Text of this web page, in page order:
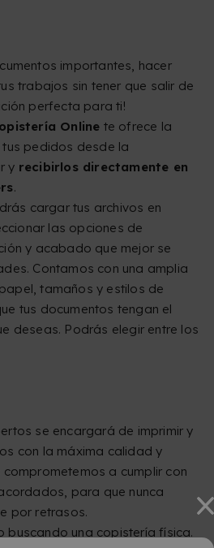
importantes, hacer
trabajos sin tener que salir de
perfecta para ti!
Online te ofrece la
pedidos desde la
y recibirlos directamente en
.
cargar tus archivos en
las opciones de
y acabado que mejor se
Contamos con una amplia
tamaños y estilos de
tus documentos tengan el
deseas. Podrás elegir entre los
se encargará de imprimir y
con la máxima calidad y
a cumplir con
para que nunca
por retrasos.
buscando una copistería física.